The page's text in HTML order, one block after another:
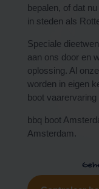
bepalen, of dat
in steden als
Speciale
aan ons door en
oplossing. Al
worden in eigen
boot
bbq boot
Amsterdam.